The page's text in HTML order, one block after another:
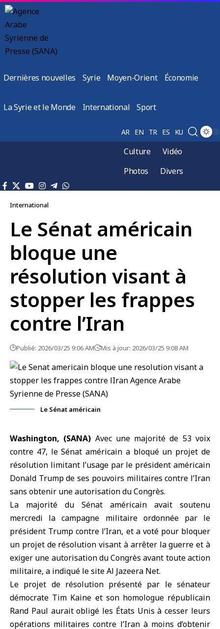
Dernières nouvelles Syrie Moyen-Orient Économie
La Syrie et le Monde International Sport
AR EN TR ES KU
Culture
Vidéo
Photos
Divers
International
Le Sénat américain
bloque une
résolution visant à
stopper les frappes
contre l’Iran
Publié: 2026/03/25 9:06 AM Mis à jour: 2026/03/25 9:08 AM
Le Sénat américain
Washington, (SANA) Avec une majorité de 53 voix
contre 47, leSénat américain a bloqué un projet de
résolution limitant l’usage par le président américain
Donald Trump de ses pouvoirs militaires contre l’Iran
sans obtenir une autorisation du Congrès.
La majorité du Sénat américain avait soutenu
mercredi la campagne militaire ordonnée par le
président Trump contre l’Iran, et a voté pour bloquer
un projet de résolution visant à arrêter la guerre et à
exiger une autorisation du Congrès avant toute action
militaire, a indiqué le site Al Jazeera Net.
Le projet de résolution présenté par le sénateur
démocrate Tim Kaine et son homologue républicain
Rand Paul aurait obligé les États Unis à cesser leurs
opérations militaires contre l’Iran à moins d’obtenir